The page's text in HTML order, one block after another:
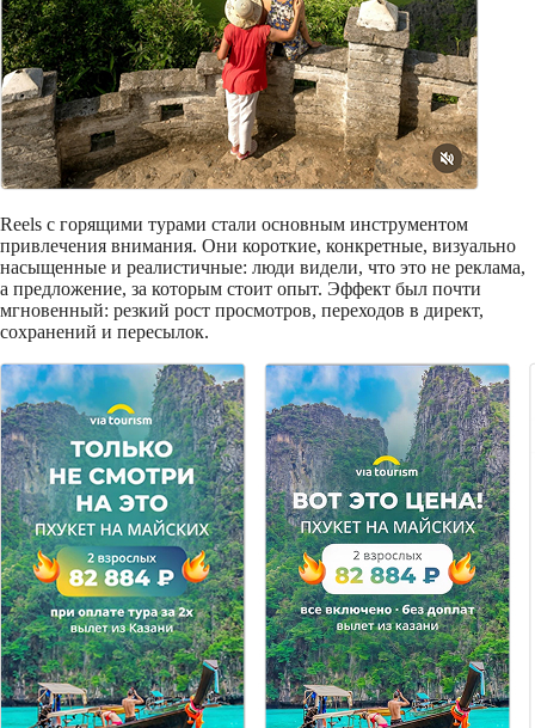
Reels с горящими турами стали основным инструментом
привлечения внимания. Они короткие, конкретные, визуально
насыщенные и реалистичные: люди видели, что это не реклама,
а предложение, за которым стоит опыт. Эффект был почти
мгновенный: резкий рост просмотров, переходов в директ,
сохранений и пересылок.